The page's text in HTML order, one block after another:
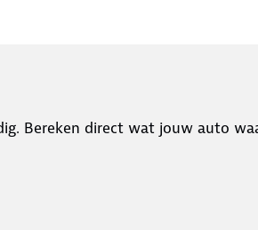
Bereken direct wat jouw auto